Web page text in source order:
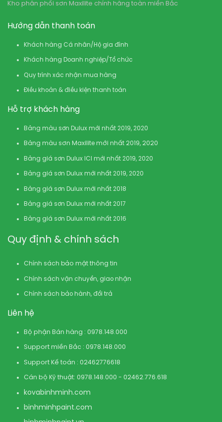
Kho phân phối sơn Maxilite chính hãng toàn miền Bắc
Hướng dẫn thanh toán
Khách hàng Cá nhân/Hộ gia đình
Khách hàng Doanh nghiệp/Tổ chức
Quy trình xác nhận mua hàng
Điều khoản & điều kiện thanh toán
Hỗ trợ khách hàng
Bảng màu sơn Dulux mới nhất 2019, 2020
Bảng màu sơn Maxilite mới nhất 2019, 2020
Bảng giá sơn Dulux ICI mới nhất 2019, 2020
Bảng giá sơn Dulux mới nhất 2019, 2020
Bảng giá sơn Dulux mới nhất 2018
Bảng giá sơn Dulux mới nhất 2017
Bảng giá sơn Dulux mới nhất 2016
Quy định & chính sách
Chính sách bảo mật thông tin
Chính sách vận chuyển, giao nhận
Chính sách bảo hành, đổi trả
Liên hệ
Bộ phận Bán hàng : 0978.148.000
Support miền Bắc : 0978.148.000
Support Kế toán : 02462776618
Cán bộ Kỹ thuật: 0978.148.000 - 02462.776.618
kovabinhminh.com
binhminhpaint.com